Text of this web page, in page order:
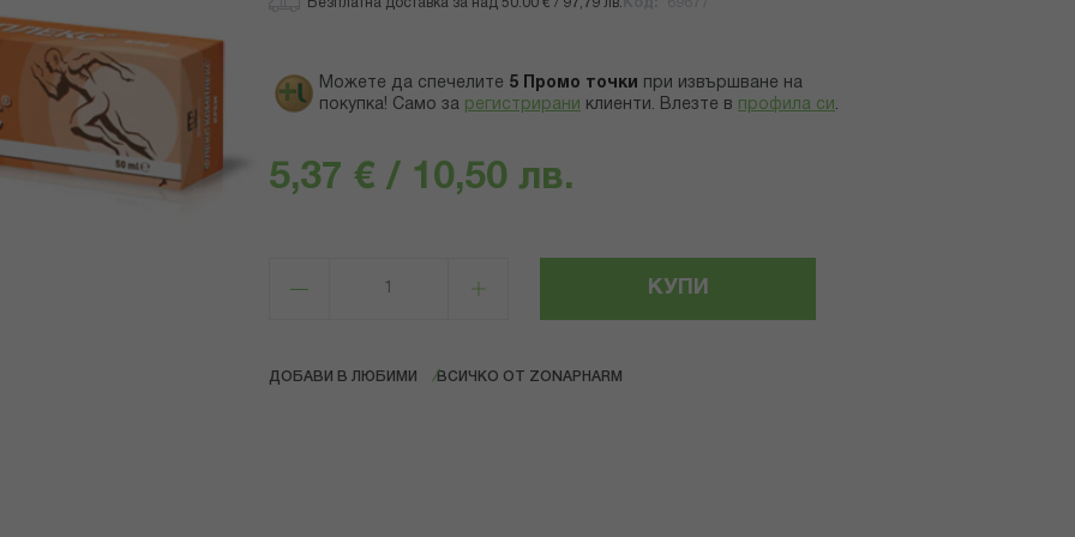
Безплатна доставка за над 50.00 € / 97,79 лв.
Можете да спечелите 5 Промо точки
при извършване на
покупка! Само за регистрирани клиенти. Влезте в профила си .
5,37 € / 10,50 лв.
КУПИ
ДОБАВИ В ЛЮБИМИ ВСИЧКО ОТ ZONAPHARM